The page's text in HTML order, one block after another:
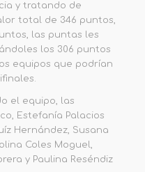
y tratando de
total de 346 puntos,
las puntas les
los 306 puntos
equipos que podrían
el equipo, las
Estefanía Palacios
Hernández, Susana
Coles Moguel,
y Paulina Reséndiz